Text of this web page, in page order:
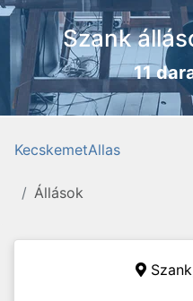
Szank
11
KecskemetAllas
Állások